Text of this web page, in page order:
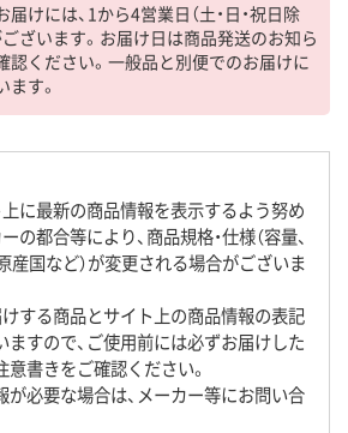
けには、1から4営業日（土・日・祝日除
ございます。お届け日は商品発送のお知ら
認ください。一般品と別便でのお届けに
す。
に最新の商品情報を表示するよう努め
の都合等により、商品規格・仕様（容量、
産国など）が変更される場合がございま
けする商品とサイト上の商品情報の表記
すので、ご使用前には必ずお届けした
書きをご確認ください。
が必要な場合は、メーカー等にお問い合